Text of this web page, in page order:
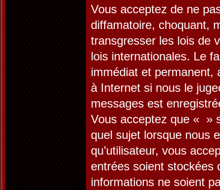
Vous acceptez de ne
diffamatoire, choquant,
transgresser les lois de
lois internationales. Le
immédiat et permanent,
à Internet si nous le
messages est
Vous acceptez que « »
quel sujet lorsque nous
qu’utilisateur, vous
entrées soient stockées
informations ne soient